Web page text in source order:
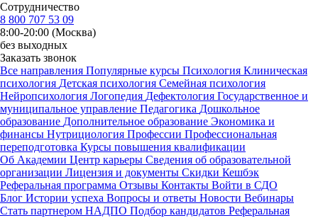
Сотрудничество
8 800 707 53 09
8:00-20:00 (Москва)
без выходных
Заказать звонок
Все направления Популярные курсы Психология Клиническая
психология Детская психология Семейная психология
Нейропсихология Логопедия Дефектология Государственное и
муниципальное управление Педагогика Дошкольное
образование Дополнительное образование Экономика и
финансы Нутрициология Профессии Профессиональная
переподготовка Курсы повышения квалификации
Об Академии Центр карьеры Сведения об образовательной
организации Лицензия и документы Скидки Кешбэк
Реферальная программа Отзывы Контакты Войти в СДО
Блог Истории успеха Вопросы и ответы Новости Вебинары
Стать партнером НАДПО Подбор кандидатов Реферальная